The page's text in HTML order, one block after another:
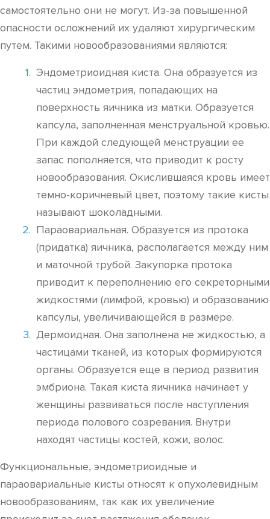
самостоятельно они не могут. Из-за повышенной
опасности осложнений их удаляют хирургическим
путем. Такими новообразованиями являются:
Эндометриоидная киста. Она образуется из
частиц эндометрия, попадающих на
поверхность яичника из матки. Образуется
капсула, заполненная менструальной кровью.
При каждой следующей менструации ее
запас пополняется, что приводит к росту
новообразования. Окислившаяся кровь имеет
темно-коричневый цвет, поэтому такие кисты
называют шоколадными.
Параовариальная. Образуется из протока
(придатка) яичника, располагается между ним
и маточной трубой. Закупорка протока
приводит к переполнению его секреторными
жидкостями (лимфой, кровью) и образованию
капсулы, увеличивающейся в размере.
Дермоидная. Она заполнена не жидкостью, а
частицами тканей, из которых формируются
органы. Образуется еще в период развития
эмбриона. Такая киста яичника начинает у
женщины развиваться после наступления
периода полового созревания. Внутри
находят частицы костей, кожи, волос.
Функциональные, эндометриоидные и
параовариальные кисты относят к опухолевидным
новообразованиям, так как их увеличение